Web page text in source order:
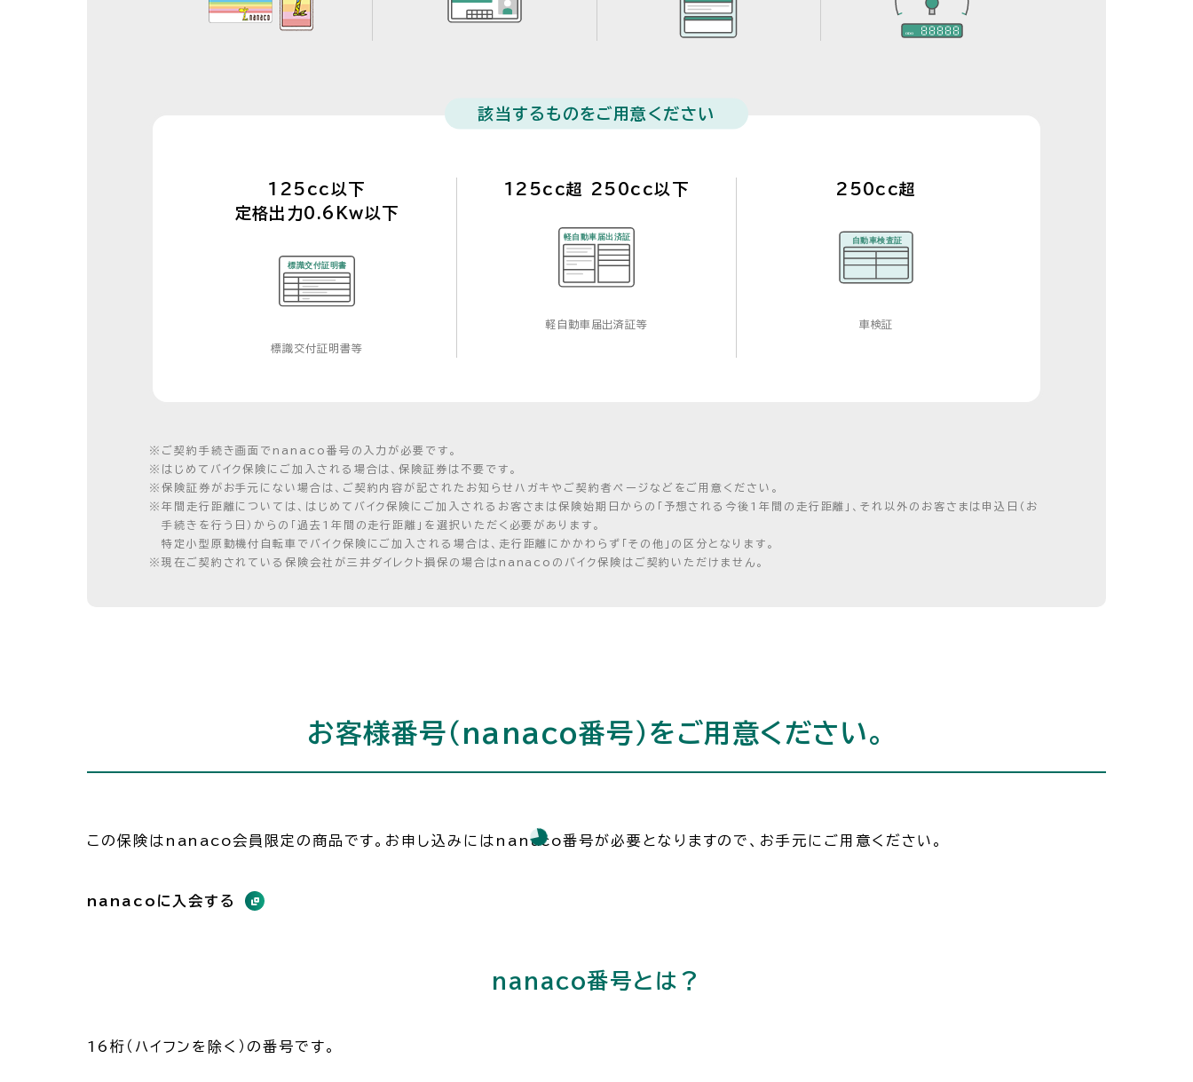
読み込み中
該当するものをご用意ください
125cc以下
定格出力0.6Kw以下
標識交付証明書等
125cc超 250cc以下
軽自動車届出済証等
250cc超
車検証
※ ご契約手続き画面でnanaco番号の入力が必要です。
※ はじめてバイク保険にご加入される場合は、保険証券は不要です。
※ 保険証券がお手元にない場合は、ご契約内容が記されたお知らせハガキやご契約者ページなどをご用意ください。
※ 年間走行距離については、はじめてバイク保険にご加入されるお客さまは保険始期日からの「予想される今後1年間の走行距離」、それ以外のお客さまは申込日（お
手続きを行う日）からの「過去1年間の走行距離」を選択いただく必要があります。
特定小型原動機付自転車でバイク保険にご加入される場合は、走行距離にかかわらず「その他」の区分となります。
※ 現在ご契約されている保険会社が三井ダイレクト損保の場合はnanacoのバイク保険はご契約いただけません。
お客様番号（nanaco番号）をご用意ください。
この保険はnanaco会員限定の商品です。お申し込みにはnanaco番号が必要となりますので、お手元にご用意ください。
nanacoに入会する
nanaco番号とは？
16桁（ハイフンを除く）の番号です。